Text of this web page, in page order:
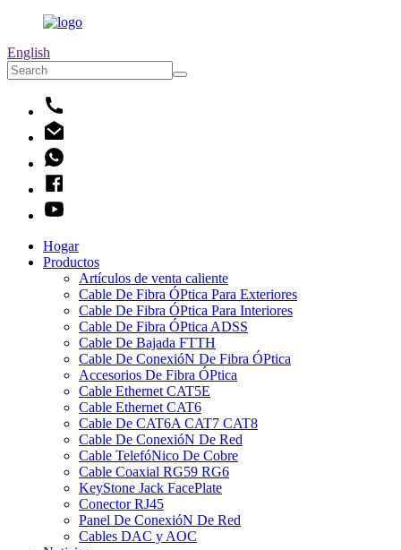
English
Hogar
Productos
Artículos de venta caliente
Cable De Fibra ÓPtica Para Exteriores
Cable De Fibra ÓPtica Para Interiores
Cable De Fibra ÓPtica ADSS
Cable De Bajada FTTH
Cable De ConexióN De Fibra ÓPtica
Accesorios De Fibra ÓPtica
Cable Ethernet CAT5E
Cable Ethernet CAT6
Cable De CAT6A CAT7 CAT8
Cable De ConexióN De Red
Cable TelefóNico De Cobre
Cable Coaxial RG59 RG6
KeyStone Jack FacePlate
Conector RJ45
Panel De ConexióN De Red
Cables DAC y AOC